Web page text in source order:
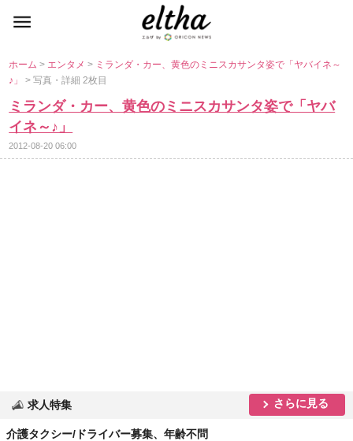
ホーム> エンタメ> ミランダ・カー、黄色のミニスカサンタ姿で「ヤバイネ～
♪」> 写真・詳細 2枚目
ミランダ・カー、黄色のミニスカサンタ姿で「ヤバ
イネ～♪」
2012-08-20 06:00
求人特集 さらに見る
介護タクシー/ドライバー募集、年齢不問